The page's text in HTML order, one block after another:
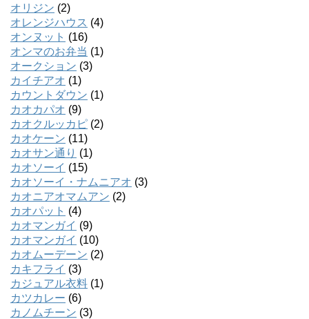
オリジン (2)
オレンジハウス (4)
オンヌット (16)
オンマのお弁当 (1)
オークション (3)
カイチアオ (1)
カウントダウン (1)
カオカパオ (9)
カオクルッカピ (2)
カオケーン (11)
カオサン通り (1)
カオソーイ (15)
カオソーイ・ナムニアオ (3)
カオニアオマムアン (2)
カオパット (4)
カオマンガイ (9)
カオマンガイ (10)
カオムーデーン (2)
カキフライ (3)
カジュアル衣料 (1)
カツカレー (6)
カノムチーン (3)